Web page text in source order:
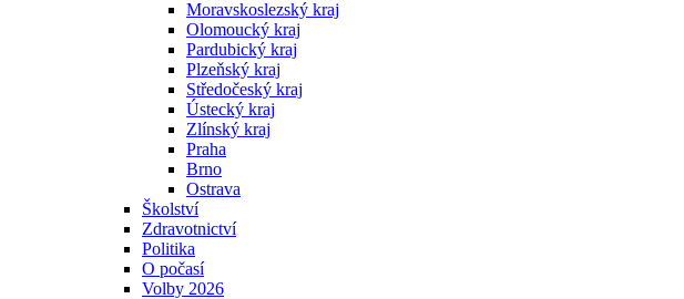
Moravskoslezský kraj
Olomoucký kraj
Pardubický kraj
Plzeňský kraj
Středočeský kraj
Ústecký kraj
Zlínský kraj
Praha
Brno
Ostrava
Školství
Zdravotnictví
Politika
O počasí
Volby 2026